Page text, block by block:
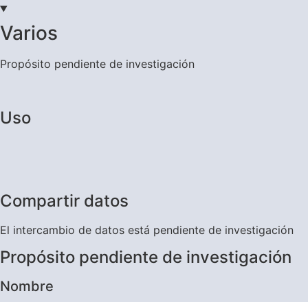
Varios
Propósito pendiente de investigación
Uso
Compartir datos
El intercambio de datos está pendiente de investigación
Propósito pendiente de investigación
Nombre